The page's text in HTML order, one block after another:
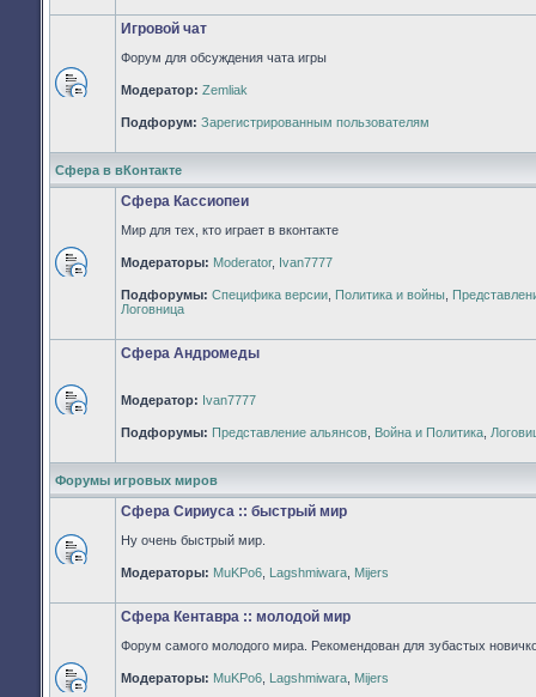
непрочитанных
сообщений
Игровой чат
Форум для обсуждения чата игры
Модератор: Zemliak
Подфорум: Зарегистрированным пользователям
Сфера в вКонтакте
непрочитанных
сообщений
Сфера Кассиопеи
Мир для тех, кто играет в вконтакте
Модераторы: Moderator, Ivan7777
Подфорумы: Специфика версии Политика и войны
Логовница
непрочитанных
Сфера Андромеды
Модератор: Ivan7777
Подфорумы: Представление альянсов Война и Политика
Форумы игровых миров
Нет
непрочитанных
Сфера Сириуса :: быстрый мир
Ну очень быстрый мир.
Модераторы: MuKPo6 Lagshmiwara Mijers
Сфера Кентавра :: молодой мир
Форум самого молодого мира. Рекомендован для зубастых
Модераторы: MuKPo6 Lagshmiwara Mijers